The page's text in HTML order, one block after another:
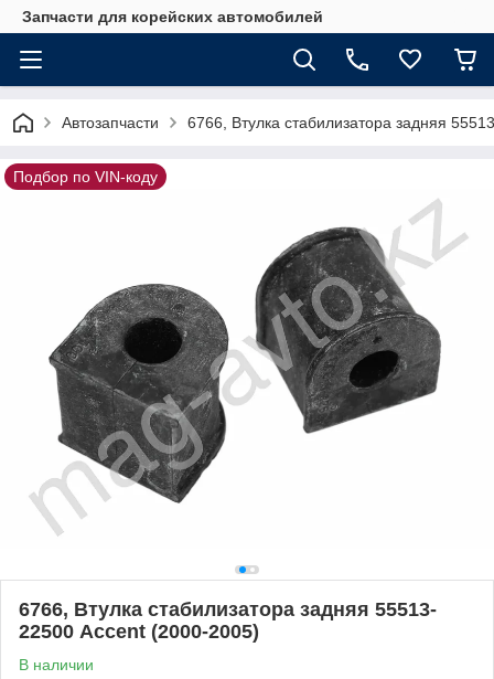
Запчасти для корейских автомобилей
Автозапчасти 6766, Втулка стабилизатора задняя
Подбор по VIN-коду
6766, Втулка стабилизатора задняя 55513-
22500 Accent (2000-2005)
В наличии